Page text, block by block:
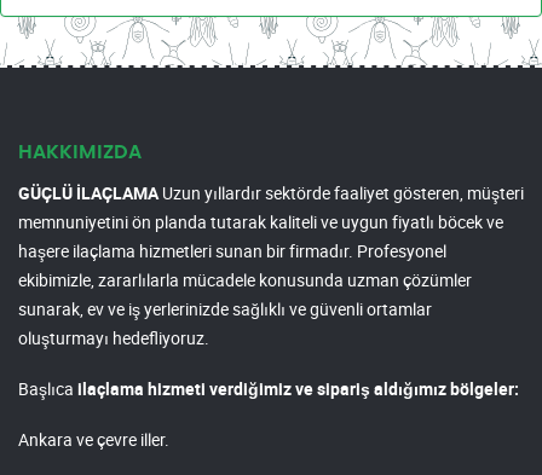
HAKKIMIZDA
GÜÇLÜ İLAÇLAMAUzun yıllardır sektörde faaliyet gösteren, müşteri
memnuniyetini ön planda tutarak kaliteli ve uygun fiyatlı böcek ve
haşere ilaçlama hizmetleri sunan bir firmadır. Profesyonel
ekibimizle, zararlılarla mücadele konusunda uzman çözümler
sunarak, ev ve iş yerlerinizde sağlıklı ve güvenli ortamlar
oluşturmayı hedefliyoruz.
Başlıca ilaçlama hizmeti verdiğimiz ve sipariş aldığımız bölgeler:
Ankara ve çevre iller.